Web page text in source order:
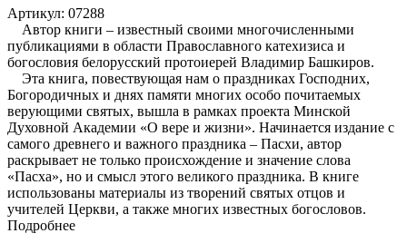
Артикул: 07288
Автор книги – известный своими многочисленными
публикациями в области Православного катехизиса и
богословия белорусский протоиерей Владимир Башкиров.
Эта книга, повествующая нам о праздниках Господних,
Богородичных и днях памяти многих особо почитаемых
верующими святых, вышла в рамках проекта Минской
Духовной Академии «О вере и жизни». Начинается издание с
самого древнего и важного праздника – Пасхи, автор
раскрывает не только происхождение и значение слова
«Пасха», но и смысл этого великого праздника. В книге
использованы материалы из творений святых отцов и
учителей Церкви, а также многих известных богословов.
Подробнее